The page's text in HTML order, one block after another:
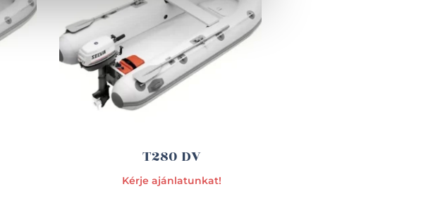
T280 DV
Kérje ajánlatunkat!